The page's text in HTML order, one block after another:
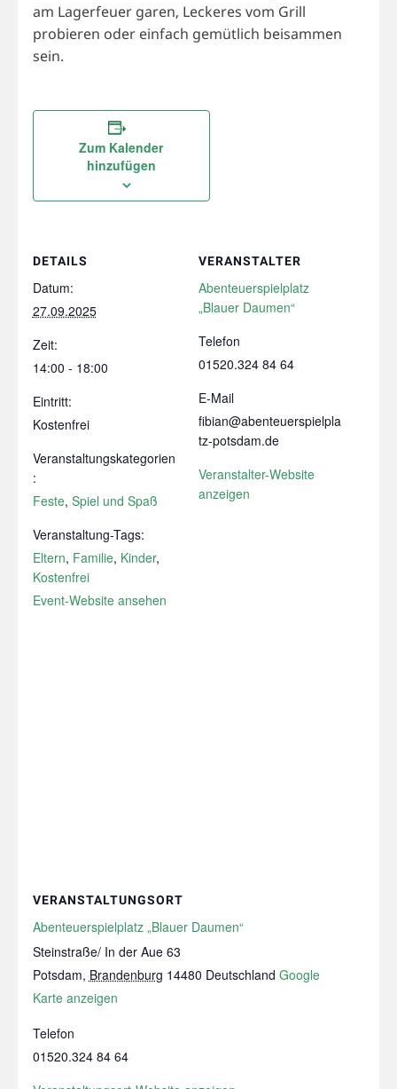
am Lagerfeuer garen, Leckeres vom Grill
probieren oder einfach gemütlich beisammen
sein.
Zum Kalender
hinzufügen
DETAILS
Datum:
27.09.2025
Zeit:
14:00 - 18:00
Eintritt:
Kostenfrei
Veranstaltungskategorien
:
Feste, Spiel und Spaß
Veranstaltung-Tags:
Eltern, Familie, Kinder,
Kostenfrei
Event-Website ansehen
VERANSTALTER
Abenteuerspielplatz
„Blauer Daumen“
Telefon
01520.324 84 64
E-Mail
fibian@abenteuerspielpla
tz-potsdam.de
Veranstalter-Website
anzeigen
VERANSTALTUNGSORT
Abenteuerspielplatz „Blauer Daumen“
Steinstraße/ In der Aue 63
Potsdam, Brandenburg 14480 Deutschland Google
Karte anzeigen
Telefon
01520.324 84 64